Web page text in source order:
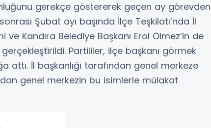
gerekçe göstererek geçen ay görevden
Şubat ayı başında İlçe Teşkilatı’nda İl
ve Kandıra Belediye Başkanı Erol Ölmez’in de
gerçekleştirildi. Partililer, ilçe başkanı görmek
attı. İl başkanlığı tarafından genel merkeze
genel merkezin bu isimlerle mülakat